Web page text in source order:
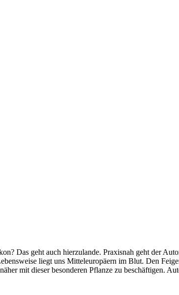
Das geht auch hierzulande. Praxisnah geht der
liegt uns Mitteleuropäern im Blut. Den
mit dieser besonderen Pflanze zu beschäftigen.